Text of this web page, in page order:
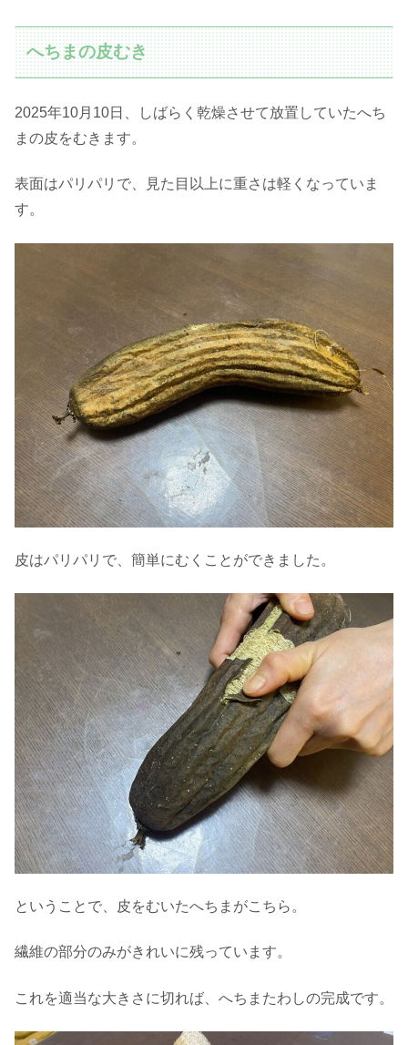
へちまの皮むき
2025年10月10日、しばらく乾燥させて放置していたへち
まの皮をむきます。
表面はパリパリで、見た目以上に重さは軽くなっていま
す。
皮はパリパリで、簡単にむくことができました。
ということで、皮をむいたへちまがこちら。
繊維の部分のみがきれいに残っています。
これを適当な大きさに切れば、へちまたわしの完成です。